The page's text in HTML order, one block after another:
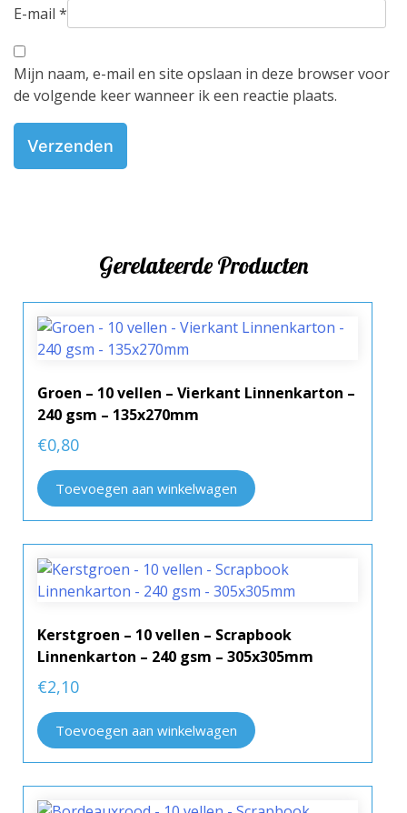
E-mail *
Mijn naam, e-mail en site opslaan in deze browser voor
de volgende keer wanneer ik een reactie plaats.
Gerelateerde Producten
Groen – 10 vellen – Vierkant Linnenkarton –
240 gsm – 135x270mm
€0,80
Toevoegen aan winkelwagen
Kerstgroen – 10 vellen – Scrapbook
Linnenkarton – 240 gsm – 305x305mm
€2,10
Toevoegen aan winkelwagen